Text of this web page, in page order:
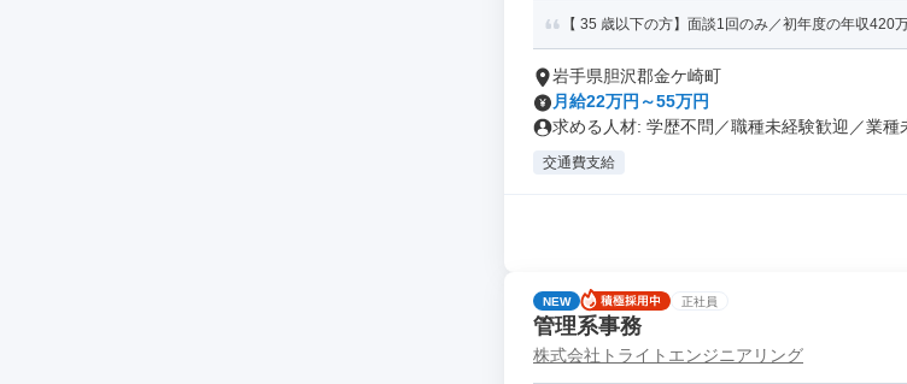
【 35 歳以下の方】面談1回のみ／初年度の年収
岩手県胆沢郡金ケ崎町
月給22万円～55万円
求める人材: 学歴不問／職種未経験歓迎／業種
交通費支給
NEW 正社員
管理系事務
株式会社トライトエンジニアリング